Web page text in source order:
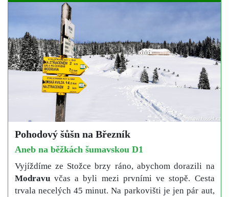
Pohodový šůšn na Březník
Aneb na běžkách šumavskou D1
Vyjíždíme ze Stožce brzy ráno, abychom dorazili na
Modravuvčas a byli mezi prvními ve stopě. Cesta
trvala necelých 45 minut. Na parkovišti je jen pár aut,